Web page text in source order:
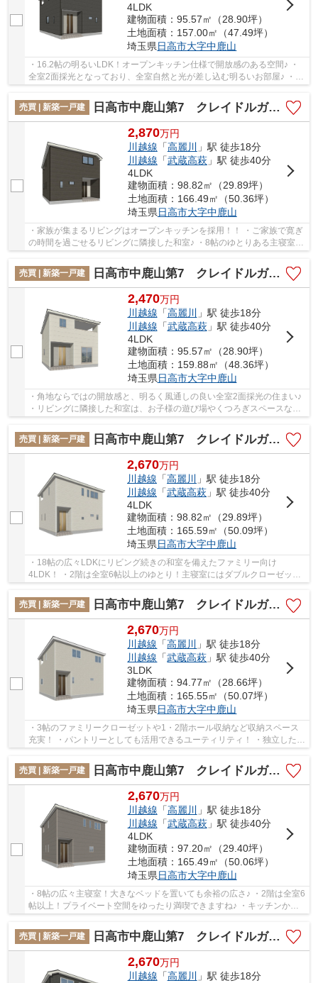
4LDK
建物面積：95.57㎡（28.90坪）
土地面積：157.00㎡（47.49坪）
埼玉県日高市大字中鹿山
・16.2帖の明るいLDK！オープンキッチン仕様で開放感のある空間♪ ・
全室2面採光となっており、全室自然と光が差し込む明るいお部屋♪ ・並
売買 | 新築一戸建
日高市中鹿山第7 クレイドルガーデン 新築戸建 全10棟 8号棟
2,870万円
川越線 「高麗川
」駅 徒歩18分
川越線 「武蔵高萩」駅 徒歩40分
4LDK
建物面積：98.82㎡（29.89坪）
土地面積：166.49㎡（50.36坪）
埼玉県日高市大字中鹿山
・家族が集まるリビングはオープンキッチンを採用！！ ・ご家族で寛ぎ
の時間を過ごせるリビングに隣接した和室♪ ・8帖のゆとりある主寝室に
はダブルクローゼットを完備！ 経験豊富な...
売買 | 新築一戸建
日高市中鹿山第7 クレイドルガーデン 新築戸建 全10棟 7号棟
2,470万円
川越線 「高麗川
」駅 徒歩18分
川越線 「武蔵高萩」駅 徒歩40分
4LDK
建物面積：95.57㎡（28.90坪）
土地面積：159.88㎡（48.36坪）
埼玉県日高市大字中鹿山
・角地ならではの開放感と、明るく風通しの良い全室2面採光の住まい♪
・リビングに隣接した和室は、お子様の遊び場やくつろぎスペースなど
大活躍♪ ・家族が顔を合わせる機会が増えるリ...
売買 | 新築一戸建
日高市中鹿山第7 クレイドルガーデン 新築戸建 全10棟 6号棟
2,670万円
川越線 「高麗川 」駅 徒歩18分
川越線 「武蔵高萩 」駅 徒歩40分
4LDK
建物面積：98.82㎡（29.89坪）
土地面積：165.59㎡（50.09坪）
埼玉県日高市大字中鹿山
・18帖の広々LDKにリビング続きの和室を備えたファミリー向け
4LDK！ ・2階は全室6帖以上のゆとり！主寝室にはダブルクローゼット
を設けた間取り♪ ・ご家族が集まるLDKはオープンキッチ...
売買 | 新築一戸建
日高市中鹿山第7 クレイドルガーデン 新築戸建 全10棟 5号棟
2,670万円
川越線 「高麗川
」駅 徒歩18分
川越線 「武蔵高萩 」駅 徒歩40分
3LDK
建物面積：94.77㎡（28.66坪）
土地面積：165.55㎡（50.07坪）
埼玉県日高市大字中鹿山
・3帖のファミリークローゼットや1・2階ホール収納など収納スペース
充実！ ・パントリーとしても活用できるユーティリティ！ ・独立したラ
売買 | 新築一戸建
日高市中鹿山第7 クレイドルガーデン 新築戸建 全10棟 4号棟
2,670万円
川越線 「高麗川
」駅 徒歩18分
川越線 「武蔵高萩」駅 徒歩40分
4LDK
建物面積：97.20㎡（29.40坪）
土地面積：165.49㎡（50.06坪）
埼玉県日高市大字中鹿山
・8帖の広々主寝室！大きなベッドを置いても余裕の広さ♪ ・2階は全室6
帖以上！プライベート空間をゆったり満喫できますね♪ ・キッチンから
売買 | 新築一戸建
日高市中鹿山第7 クレイドルガーデン 新築戸建 全10棟 3号棟
2,670万円
川越線 「高麗川
」駅 徒歩18分